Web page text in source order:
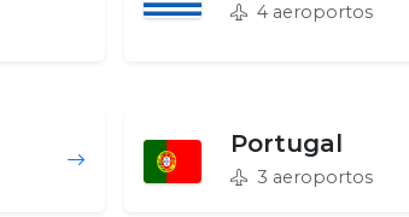
4 aeroportos
Portugal
3 aeroportos